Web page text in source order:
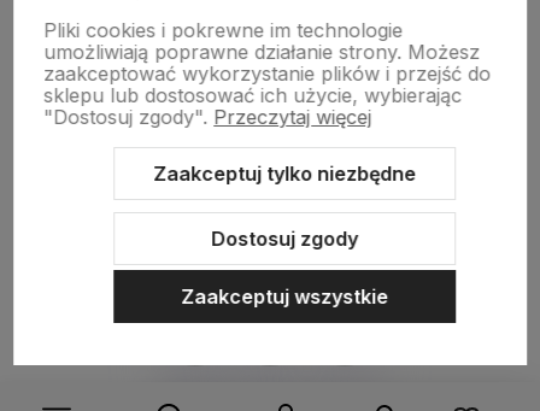
w tym miesiącu
zebranych i zweryfikowanych przez
Sklep internetowy Shoper.pl Szablon Shoper Modern 3.0™
Pliki cookies i pokrewne im technologie
umożliwiają poprawne działanie strony. Możesz
zaakceptować wykorzystanie plików i przejść do
sklepu lub dostosować ich użycie, wybierając
"Dostosuj zgody". Przeczytaj więcej
Zaakceptuj tylko niezbędne
Dostosuj zgody
Zaakceptuj wszystkie